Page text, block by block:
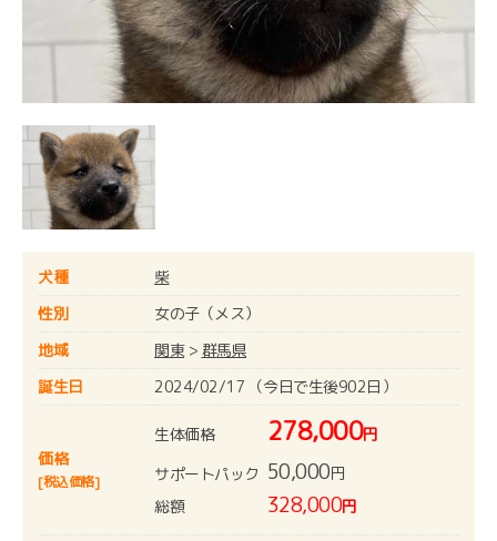
犬種
柴
性別
女の子（メス）
地域
関東> 群馬県
誕生日
2024/02/17 （今日で生後902日）
価格
[税込価格]
生体価格 278,000円
サポートパック 50,000円
総額
328,000円